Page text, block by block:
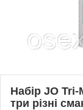
Набір JO
три різні